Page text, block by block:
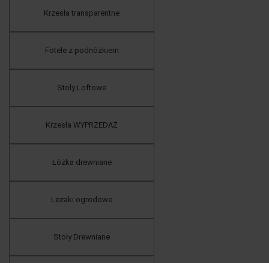
Krzesła transparentne
Fotele z podnóżkiem
Stoły Loftowe
Krzesła WYPRZEDAŻ
Łóżka drewniane
Leżaki ogrodowe
Stoły Drewniane